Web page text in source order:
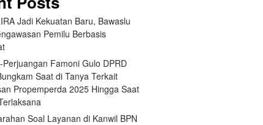
Jadi Kekuatan Baru, Bawaslu
Pemilu Berbasis
Perjuangan Famoni Gulo DPRD
Saat di Tanya Terkait
Propemperda 2025 Hingga Saat
Soal Layanan di Kanwil BPN